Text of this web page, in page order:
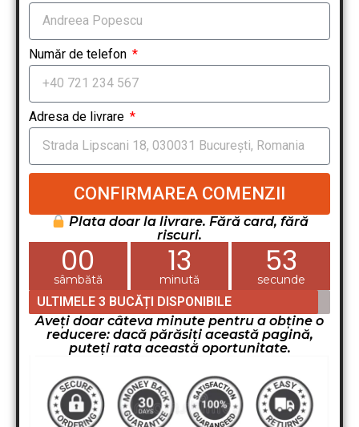
Număr de telefon
Adresa de livrare
CONFIRMAREA COMENZII
Plata doar la livrare. Fără card, fără
riscuri.
00
sâmbătă 13
minută 51
secunde
ULTIMELE 3 BUCĂȚI DISPONIBILE
Aveți doar câteva minute pentru a obține o
reducere: dacă părăsiți această pagină,
puteți rata această oportunitate.